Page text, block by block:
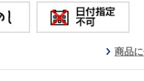
商品